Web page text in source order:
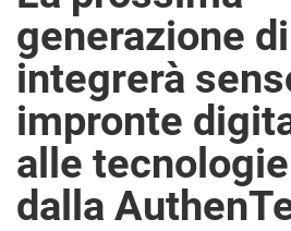
generazione
integrerà
impronte
alle
dalla